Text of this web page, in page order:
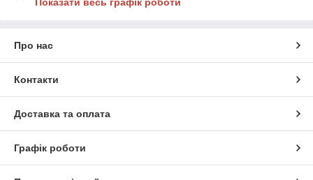
Про нас
Контакти
Доставка та оплата
Графік роботи